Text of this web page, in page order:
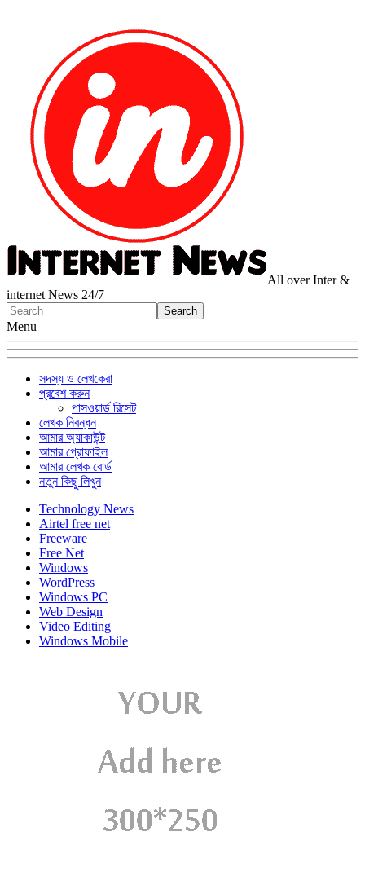
All over Inter &
internet News 24/7
Menu
সদস্য ও লেখকেরা
প্রবেশ করুন
পাসওয়ার্ড রিসেট
লেখক নিবন্ধন
আমার অ্যাকাউন্ট
আমার প্রোফাইল
আমার লেখক বোর্ড
নতুন কিছু লিখুন
Technology News
Airtel free net
Freeware
Free Net
Windows
WordPress
Windows PC
Web Design
Video Editing
Windows Mobile